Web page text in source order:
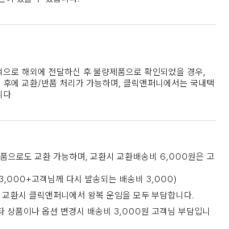
로 해외에 전달하신 후 불량제품으로 확인되었을 경우,
에 교환/반품 처리가 가능하며, 클릭앤퍼니에서는 국내택
다
으로도 교환 가능하며, 교환시 교환배송비 6,000원은 고
3,000+고객님께 다시 발송되는 배송비 3,000)
환시 클릭앤퍼니에서 왕복 운임을 모두 부담합니다.
상품이나 옵션 변경시 배송비 3,000원 고객님 부담입니